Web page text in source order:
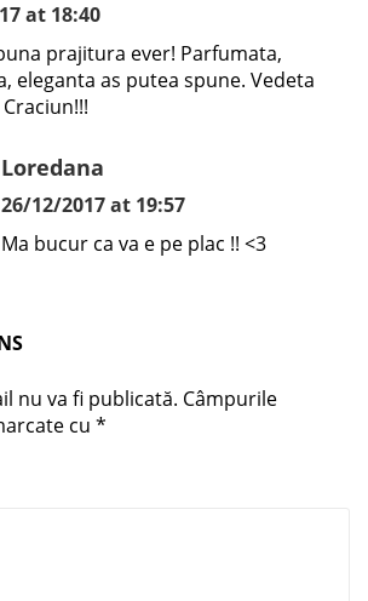
at 18:40
prajitura ever! Parfumata,
eleganta as putea spune. Vedeta
Loredana
26/12/2017 at 19:57
Ma bucur ca va e pe plac !! <3
nu va fi publicată. Câmpurile
cu *